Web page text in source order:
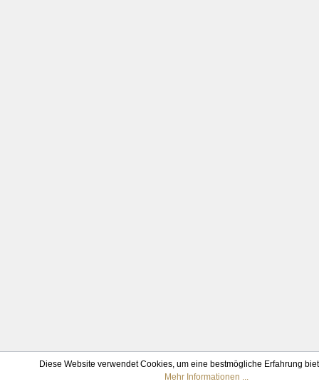
Diese Website verwendet Cookies, um eine bestmögliche Erfahrung
Mehr Informationen ...